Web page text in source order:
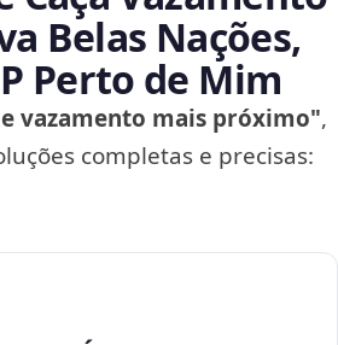
Belas Nações,
Perto de Mim
vazamento mais próximo",
completas e precisas: